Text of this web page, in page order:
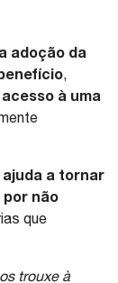
adoção da
,
acesso à uma
ajuda a tornar
por não
que
trouxe à